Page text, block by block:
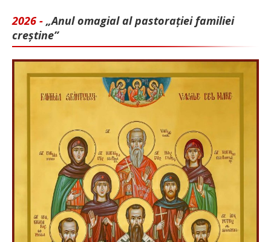
2026 - „Anul omagial al pastorației familiei
creștine”